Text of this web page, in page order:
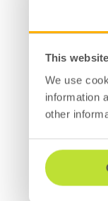
This
We use
information
other
Seit
den